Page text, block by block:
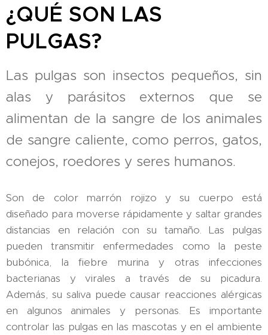
¿QUÉ SON LAS
PULGAS?
Las pulgas son insectos pequeños, sin
alas y parásitos externos que se
alimentan de la sangre de los animales
de sangre caliente, como perros, gatos,
conejos, roedores y seres humanos.
Son de color marrón rojizo y su cuerpo está
diseñado para moverse rápidamente y saltar grandes
distancias en relación con su tamaño. Las pulgas
pueden transmitir enfermedades como la peste
bubónica, la fiebre murina y otras infecciones
bacterianas y virales a través de su picadura.
Además, su saliva puede causar reacciones alérgicas
en algunos animales y personas. Es importante
controlar las pulgas en las mascotas y en el ambiente